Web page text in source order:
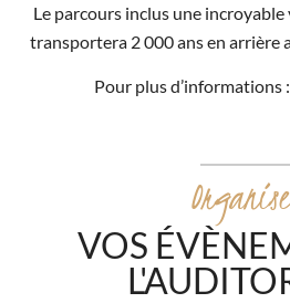
Le parcours inclus une
transportera 2 000 ans en arrière
Pour plus d’informations :
VOS